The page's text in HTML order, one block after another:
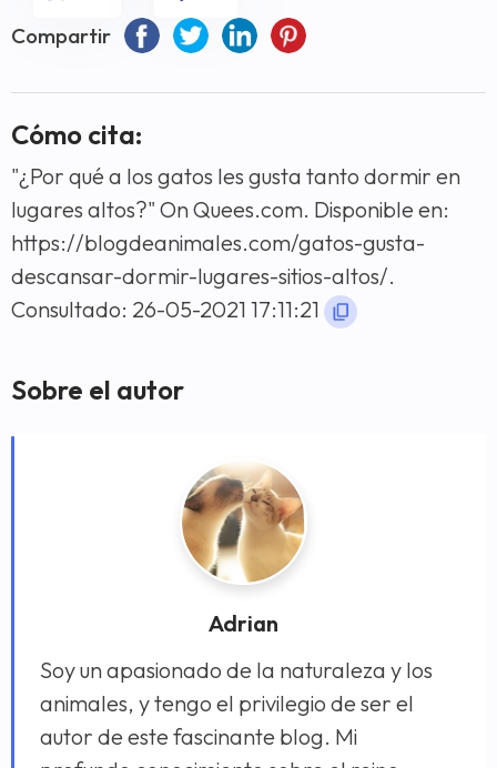
Compartir
Cómo cita:
"¿Por qué a los gatos les gusta tanto dormir en
lugares altos?" On Quees.com. Disponible en:
https://blogdeanimales.com/gatos-gusta-
descansar-dormir-lugares-sitios-altos/.
Consultado: 26-05-2021 17:11:21
Sobre el autor
Adrian
Soy un apasionado de la naturaleza y los
animales, y tengo el privilegio de ser el
autor de este fascinante blog. Mi